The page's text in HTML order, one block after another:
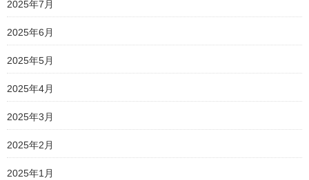
2025年7月
2025年6月
2025年5月
2025年4月
2025年3月
2025年2月
2025年1月